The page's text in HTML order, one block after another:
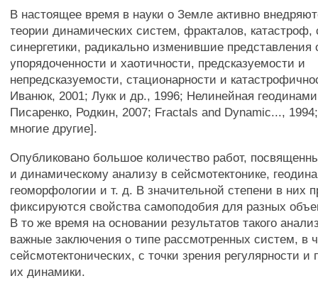
В настоящее время в науки о Земле активно
теории динамических систем, фракталов, катастроф,
синергетики, радикально изменившие представления
упорядоченности и хаотичности, предсказуемости и
непредсказуемости, стационарности и
Иванюк, 2001; Лукк и др., 1996; Нелинейная
Писаренко, Родкин, 2007; Fractals and Dynamic...,
многие другие].
Опубликовано большое количество работ,
и динамическому анализу в сейсмотектонике,
геоморфологии и т. д. В значительной степени в них
фиксируются свойства самоподобия для разных
В то же время на основании результатов такого
важные заключения о типе рассмотренных систем, в
сейсмотектонических, с точки зрения регулярности и
их динамики.